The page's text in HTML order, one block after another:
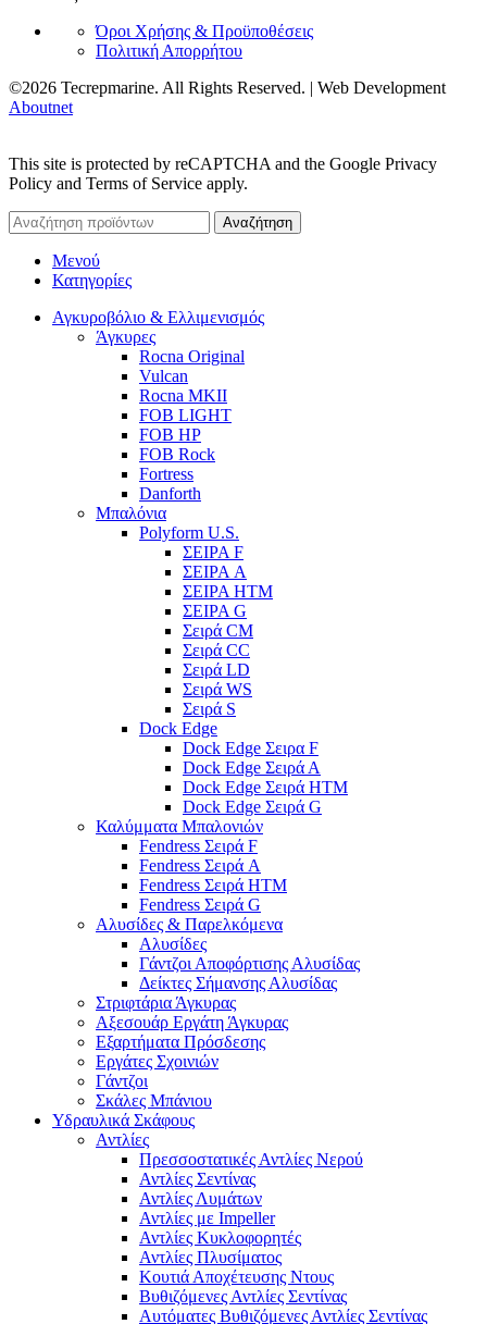
Όροι Χρήσης & Προϋποθέσεις
Πολιτική Απορρήτου
©2026 Tecrepmarine. All Rights Reserved. | Web Development
Aboutnet
This site is protected by reCAPTCHA and the Google Privacy
Policy and Terms of Service apply.
Αναζήτηση
Μενού
Κατηγορίες
Αγκυροβόλιο & Ελλιμενισμός
Άγκυρες
Rocna Original
Vulcan
Rocna MKII
FOB LIGHT
FOB HP
FOB Rock
Fortress
Danforth
Μπαλόνια
Polyform U.S.
ΣΕΙΡΑ F
ΣΕΙΡΑ A
ΣΕΙΡΑ HTM
ΣΕΙΡΑ G
Σειρά CM
Σειρά CC
Σειρά LD
Σειρά WS
Σειρά S
Dock Edge
Dock Edge Σειρα F
Dock Edge Σειρά Α
Dock Edge Σειρά HTM
Dock Edge Σειρά G
Καλύμματα Μπαλονιών
Fendress Σειρά F
Fendress Σειρά A
Fendress Σειρά HTM
Fendress Σειρά G
Αλυσίδες & Παρελκόμενα
Αλυσίδες
Γάντζοι Αποφόρτισης Αλυσίδας
Δείκτες Σήμανσης Αλυσίδας
Στριφτάρια Άγκυρας
Αξεσουάρ Εργάτη Άγκυρας
Εξαρτήματα Πρόσδεσης
Εργάτες Σχοινιών
Γάντζοι
Σκάλες Μπάνιου
Υδραυλικά Σκάφους
Αντλίες
Πρεσσοστατικές Αντλίες Νερού
Αντλίες Σεντίνας
Αντλίες Λυμάτων
Αντλίες με Impeller
Αντλίες Κυκλοφορητές
Αντλίες Πλυσίματος
Κουτιά Αποχέτευσης Ντους
Βυθιζόμενες Αντλίες Σεντίνας
Αυτόματες Βυθιζόμενες Αντλίες Σεντίνας